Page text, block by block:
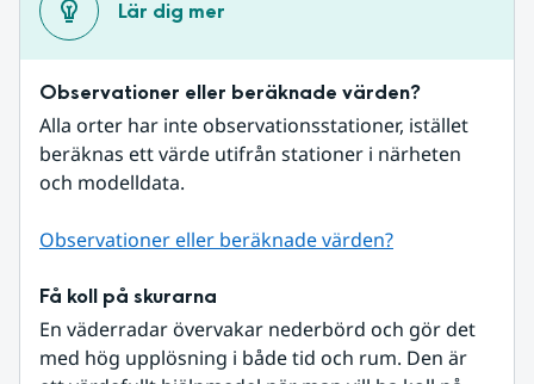
Lär dig mer
Observationer eller beräknade värden?
Alla orter har inte observationsstationer, istället
beräknas ett värde utifrån stationer i närheten
och modelldata.
Observationer eller beräknade värden?
Få koll på skurarna
En väderradar övervakar nederbörd och gör det
med hög upplösning i både tid och rum. Den är